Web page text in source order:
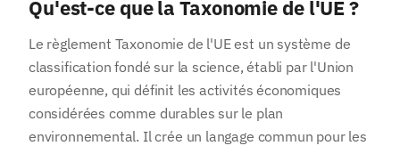
Qu'est-ce que la Taxonomie de l'UE ?
Le règlement Taxonomie de l'UE est un système de
classification fondé sur la science, établi par l'Union
européenne, qui définit les activités économiques
considérées comme durables sur le plan
environnemental. Il crée un langage commun pour les